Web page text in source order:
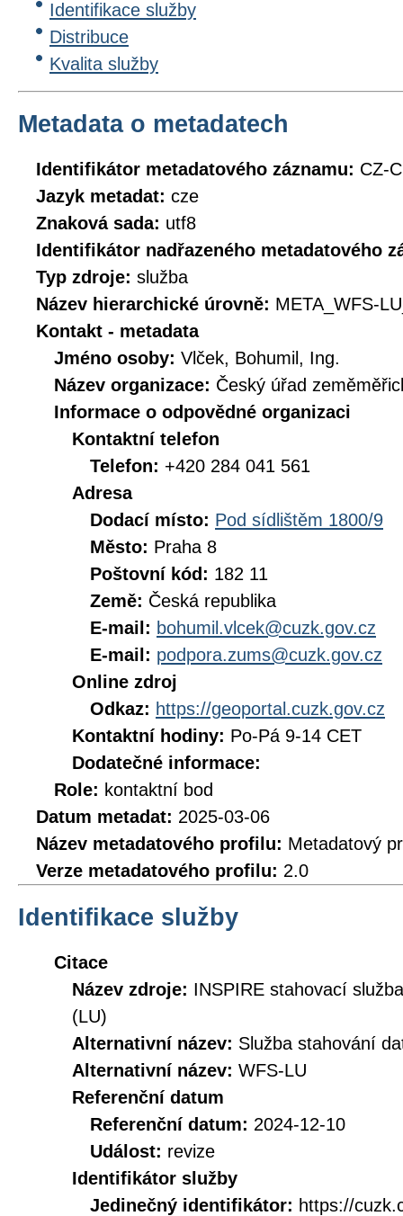
Identifikace služby
Distribuce
Kvalita služby
Metadata o metadatech
Identifikátor metadatového záznamu: CZ-
Jazyk metadat: cze
Znaková sada: utf8
Identifikátor nadřazeného metadatového
Typ zdroje: služba
Název hierarchické úrovně: META_WFS-
Kontakt - metadata
Jméno osoby: Vlček, Bohumil, Ing.
Název organizace: Český úřad
Informace o odpovědné organizaci
Kontaktní telefon
Telefon: +420 284 041 561
Adresa
Dodací místo: Pod sídlištěm 1800/9
Město: Praha 8
Poštovní kód: 182 11
Země: Česká republika
E-mail: bohumil.vlcek@cuzk.gov.cz
E-mail: podpora.zums@cuzk.gov.cz
Online zdroj
Odkaz: https://geoportal.cuzk.gov.cz
Kontaktní hodiny: Po-Pá 9-14 CET
Dodatečné informace:
Role: kontaktní bod
Datum metadat: 2025-03-06
Název metadatového profilu: Metadatový
Verze metadatového profilu: 2.0
Identifikace služby
Citace
Název zdroje: INSPIRE stahovací
(LU)
Alternativní název: Služba stahování
Alternativní název: WFS-LU
Referenční datum
Referenční datum: 2024-12-10
Událost: revize
Identifikátor služby
Jedinečný identifikátor: https://